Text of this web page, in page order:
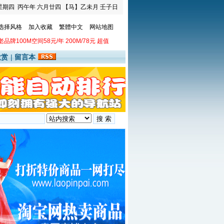
期四 丙午年 六月廿四 【马】乙未月 壬子日
择风格 加入收藏 繁體中文
网站地图
品牌100M空间58元/年 200M/78元 超值
|留言本